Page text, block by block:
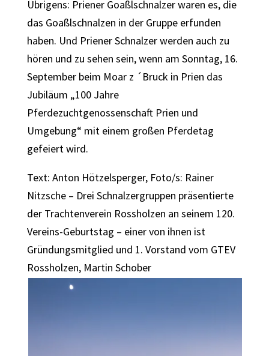
Übrigens: Priener Goaßlschnalzer waren es, die
das Goaßlschnalzen in der Gruppe erfunden
haben. Und Priener Schnalzer werden auch zu
hören und zu sehen sein, wenn am Sonntag, 16.
September beim Moar z ´Bruck in Prien das
Jubiläum „100 Jahre
Pferdezuchtgenossenschaft Prien und
Umgebung“ mit einem großen Pferdetag
gefeiert wird.
Text: Anton Hötzelsperger, Foto/s: Rainer
Nitzsche – Drei Schnalzergruppen präsentierte
der Trachtenverein Rossholzen an seinem 120.
Vereins-Geburtstag – einer von ihnen ist
Gründungsmitglied und 1. Vorstand vom GTEV
Rossholzen, Martin Schober